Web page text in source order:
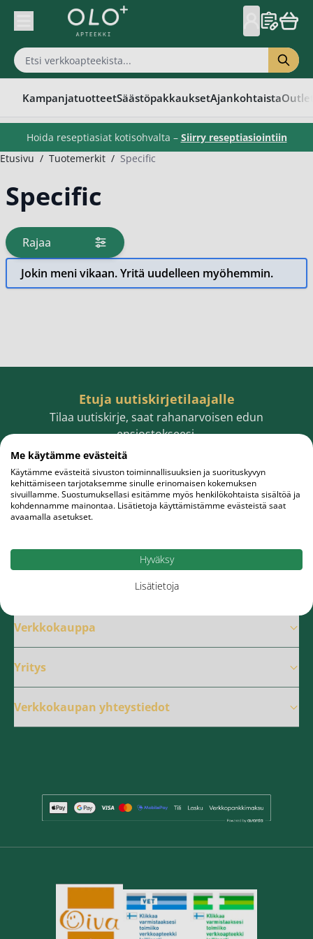
Skip to Content
KampanjatuotteetSäästöpakkauksetAjankohtaista
Hoida reseptiasiat kotisohvalta – Siirry reseptiasiointiin
Etusivu / Tuotemerkit / Specific
Specific
Rajaa
tuotteita
Jokin meni vikaan. Yritä uudelleen myöhemmin.
Etuja uutiskirjetilaajalle
Tilaa uutiskirje, saat rahanarvoisen edun
ensiostokseesi.
Sähköpostiosoite
Tilaa
Verkkokauppa
Yritys
Verkkokaupan yhteystiedot
Me käytämme evästeitä
Käytämme evästeitä sivuston toiminnallisuuksien ja suorituskyvyn
kehittämiseen tarjotaksemme sinulle erinomaisen kokemuksen
sivuillamme. Suostumuksellasi esitämme myös henkilökohtaista sisältöä ja
kohdennamme mainontaa. Lisätietoja käyttämistämme evästeistä saat
avaamalla asetukset.
Hyväksy
Lisätietoja